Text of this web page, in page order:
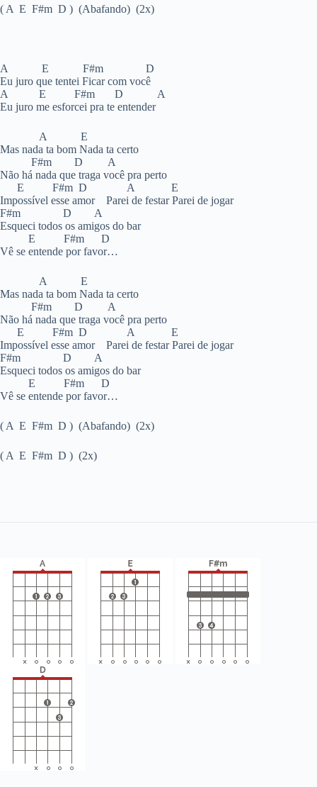
( A E F#m D ) (Abafando) (2x)
A E F#m D
Eu juro que tentei Ficar com você
A E F#m D A
Eu juro me esforcei pra te entender
A E
Mas nada ta bom Nada ta certo
F#m D A
Não há nada que traga você pra perto
E F#m D A E
Impossível esse amor Parei de festar Parei de jogar
F#m D A
Esqueci todos os amigos do bar
E F#m D
Vê se entende por favor…
A E
Mas nada ta bom Nada ta certo
F#m D A
Não há nada que traga você pra perto
E F#m D A E
Impossível esse amor Parei de festar Parei de jogar
F#m D A
Esqueci todos os amigos do bar
E F#m D
Vê se entende por favor…
( A E F#m D ) (Abafando) (2x)
( A E F#m D ) (2x)